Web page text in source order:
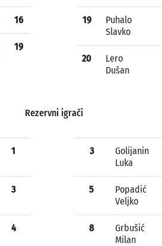
16
19
19
Puhalo
Slavko
20
Lero
Dušan
Rezervni igrači
1
3
4
3
Golijanin
Luka
5
Popadić
Veljko
8
Grbušić
Milan